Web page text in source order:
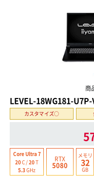
商
LEVEL-18WG181-
カスタマイズ○
Core Ultra 7
20C /20T
5.3GHz
RTX
5080
メモリ
32
GB